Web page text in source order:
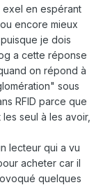
exel en espérant
encore mieux
je dois
a cette réponse
on répond à
sous
RFID parce que
seul à les avoir,
lecteur qui a vu
acheter car il
quelques